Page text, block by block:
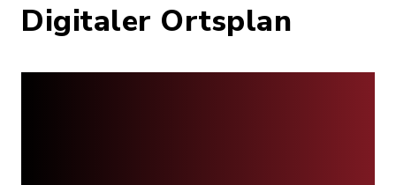
Digitaler Ortsplan